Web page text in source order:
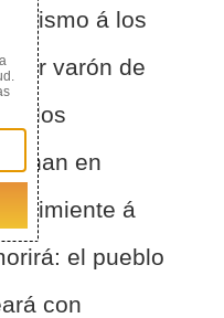
á los
varón de
los
en
simiente á
el pueblo
con